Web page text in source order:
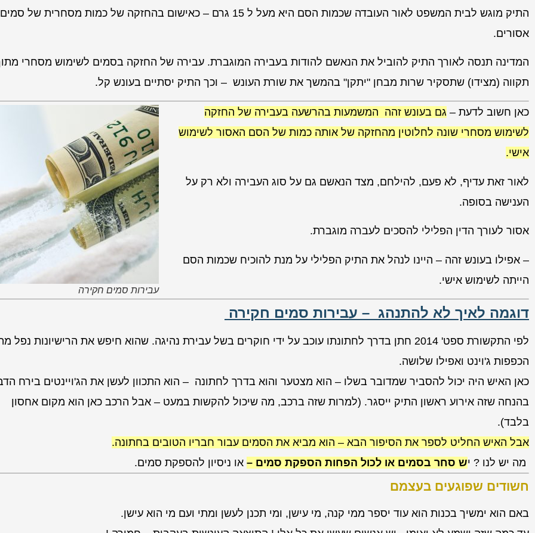
התיק מוגש לבית המשפט לאור העובדה שכמות הסם היא מעל ל 15 גרם – כאישום בהחזקה של כמות מסחרית של סמים
אסורים.
המדינה תנסה לאורך התיק להוביל את הנאשם להודות בעבירה המוגברת. עבירה של החזקה בסמים לשימוש מסחרי
תקווה (מצידו) שתסקיר שרות מבחן "יתקן" בהמשך את שורת העונש – וכך התיק יסתיים בעונש קל.
עבירות סמים חקירה
כאן חשוב לדעת – גם בעונש זהה המשמעות בהרשעה בעבירה של החזקה
לשימוש מסחרי שונה לחלוטין מהחזקה של אותה כמות של הסם האסור לשימוש
אישי.
לאור זאת עדיף, לא פעם, להילחם, מצד הנאשם גם על סוג העבירה ולא רק על
הענישה בסופה.
אסור לעורך הדין הפלילי להסכים לעברה מוגברת.
– אפילו בעונש זהה – היינו לנהל את התיק הפלילי על מנת להוכיח שכמות הסם
הייתה לשימוש אישי.
דוגמה לאיך לא להתנהג – עבירות סמים חקירה
לפי התקשורת ספט' 2014 חתן בדרך לחתונתו עוכב על ידי חוקרים בשל עבירת נהיגה. שהוא חיפש את הרישיונות נפל
הכפפות ג'וינט ואפילו שלושה.
כאן האיש היה יכול להסביר שמדובר בשלו – הוא מצטער והוא בדרך לחתונה – הוא התכוון לעשן את הג'ויינטים בירח
בהנחה שזה אירוע ראשון התיק ייסגר. (למרות שזה ברכב, מה שיכול להקשות במעט – אבל הרכב כאן הוא מקום אחסון
בלבד).
אבל האיש החליט לספר את הסיפור הבא – הוא מביא את הסמים עבור חבריו הטובים בחתונה.
מה יש לנו ? יש סחר בסמים או לכול הפחות הספקת סמים – או ניסיון להספקת סמים.
חשודים שפוגעים בעצמם
באם הוא ימשיך בכנות הוא עוד יספר ממי קנה, מי עישן, ומי תכנן לעשן ומתי ועם מי הוא עישן.